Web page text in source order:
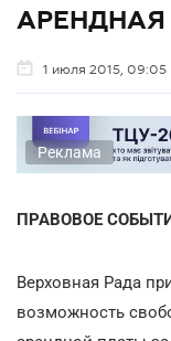
АРЕНДНАЯ
1 июля 2015, 09:05
Реклама
ПРАВОВОЕ
Верховная Рада
возможность